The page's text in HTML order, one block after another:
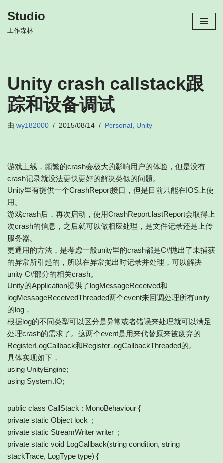
跳
Studio
工作森林
Unity crash callstack跟
踪和设备调试
由 wy182000 2015/08/14 Personal , Unity
游戏上线，频繁的crash会极大的影响用户的体验，但是没有
crash记录就没法更快更好的解决类似的问题。
Unity里有提供一个CrashReport接口，但是目前只能在IOS上使
用。
游戏crash后，再次启动，使用CrashReport.lastReport会取得上
次crash的信息，之后就可以做相应处理，是文件记录还是上传
服务器。
更通用的方法，是考虑一般unity里的crash都是C#抛出了未捕获
的异常所引起的，所以在异常抛出时记录并处理，可以解决
unity C#部分的相关crash。
Unity的Application提供了logMessageReceived和
logMessageReceivedThreaded两个event来回调处理所有unity
的log，
根据log的不同类型可以区分是异常或者错误来处理就可以满足
处理crash的需求了。这两个event是用来代替原来被废弃的
RegisterLogCallback和RegisterLogCallbackThreaded的。
具体实现如下，
using UnityEngine;
using System.IO;
public class CallStack : MonoBehaviour {
private static Object lock_;
private static StreamWriter writer_;
private static void LogCallback(string condition, string
stackTrace, LogType type) {